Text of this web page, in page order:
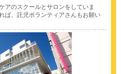
アのスクールとサロンをしていま
ば、託児ボランティアさんもお願い